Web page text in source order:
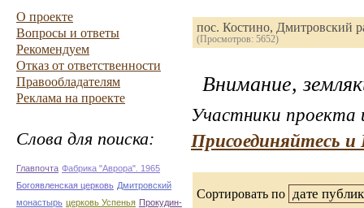
О проекте
Вопросы и ответы
Рекомендуем
Отказ от ответственности
Правообладателям
Реклама на проекте
Слова для поиска:
Главпочта Фабрика "Аврора". 1965
Богоявленская церковь Дмитровский
монастырь церковь Успенья Прокудин-
пос. Костино, Дмитровский
(Просмотров: 5652)
Внимание,
Участники проекта
Присоединяйтесь
Сортировать по